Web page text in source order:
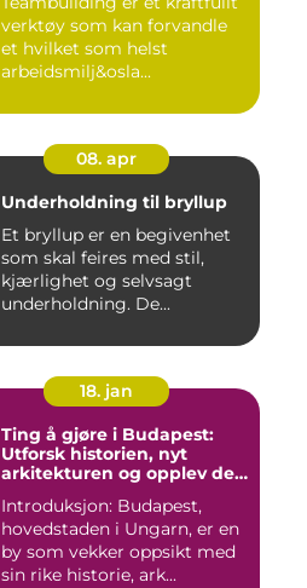
verktøy som kan forvandle
et hvilket som helst
arbeidsmilj&osla...
08. apr
Underholdning til bryllup
Et bryllup er en begivenhet
som skal feires med stil,
kjærlighet og selvsagt
underholdning. De...
18. jan
Ting å gjøre i Budapest:
Utforsk historien, nyt
arkitekturen og opplev det
Introduksjon: Budapest,
hovedstaden i Ungarn, er en
by som vekker oppsikt med
sin rike historie, ark...